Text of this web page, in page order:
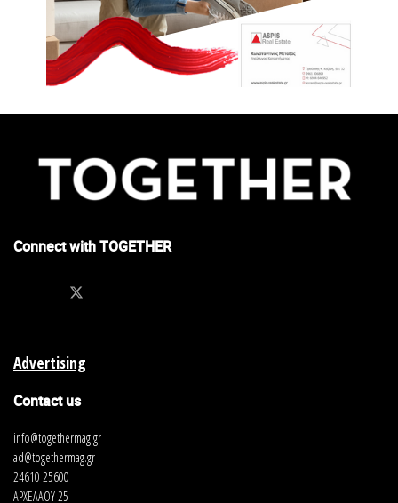
Connect with TOGETHER
Advertising
Contact us
info@togethermag.gr
ad@togethermag.gr
24610 25600
ΑΡΧΕΛΑΟΥ 25